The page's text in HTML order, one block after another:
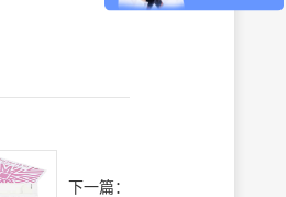
下一篇：